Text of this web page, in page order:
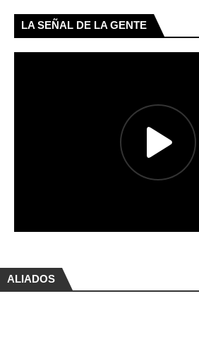
LA SEÑAL DE LA GENTE
ALIADOS